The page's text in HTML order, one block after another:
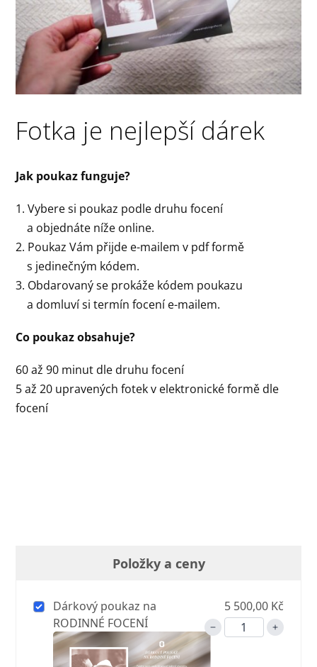
Fotka je nejlepší dárek
Jak poukaz funguje?
1. Vybere si poukaz podle druhu focení
a objednáte níže online.
2. Poukaz Vám přijde e-mailem v pdf formě
s jedinečným kódem.
3. Obdarovaný se prokáže kódem poukazu
a domluví si termín focení e-mailem.
Co poukaz obsahuje?
60 až 90 minut dle druhu focení
5 až 20 upravených fotek v elektronické formě dle
focení
Položky a ceny
Dárkový poukaz na
RODINNÉ FOCENÍ
5 500,00 Kč